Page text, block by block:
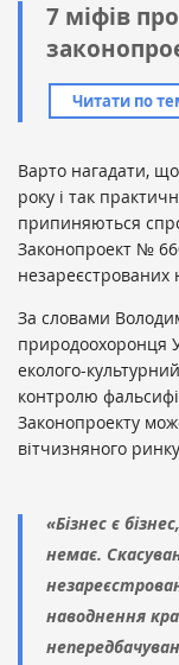
7 міфів
Читати по
Варто нагадати,
року і так
припиняються
Законопроект №
За словами
природоохоронця
еколого-
контролю
Законопроекту
вітчизняного
«Бізнес є
немає.
наводнення